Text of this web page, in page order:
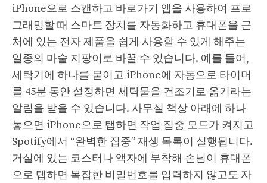
iPhone으로 스캔하고 바로가기 앱을 사용하여 프로
그래밍할 때 스마트 장치를 자동화하고 휴대폰을 근
처에 있는 전자 제품을 쉽게 사용할 수 있게 해주는
일종의 마술 지팡이로 바꿀 수 있습니다. 예를 들어,
세탁기에 하나를 붙이고 iPhone에 자동으로 타이머
를 45분 동안 설정하면 세탁물을 건조기로 옮기라는
알림을 받을 수 있습니다. 사무실 책상 아래에 하나
놓으면 iPhone으로 탭하면 작업 집중 모드가 켜지고
Spotify에서 “완벽한 집중” 재생 목록이 실행됩니다.
거실에 있는 코스터나 액자에 부착해 손님이 휴대폰
으로 탭하면 복잡한 비밀번호를 입력하지 않고도 자